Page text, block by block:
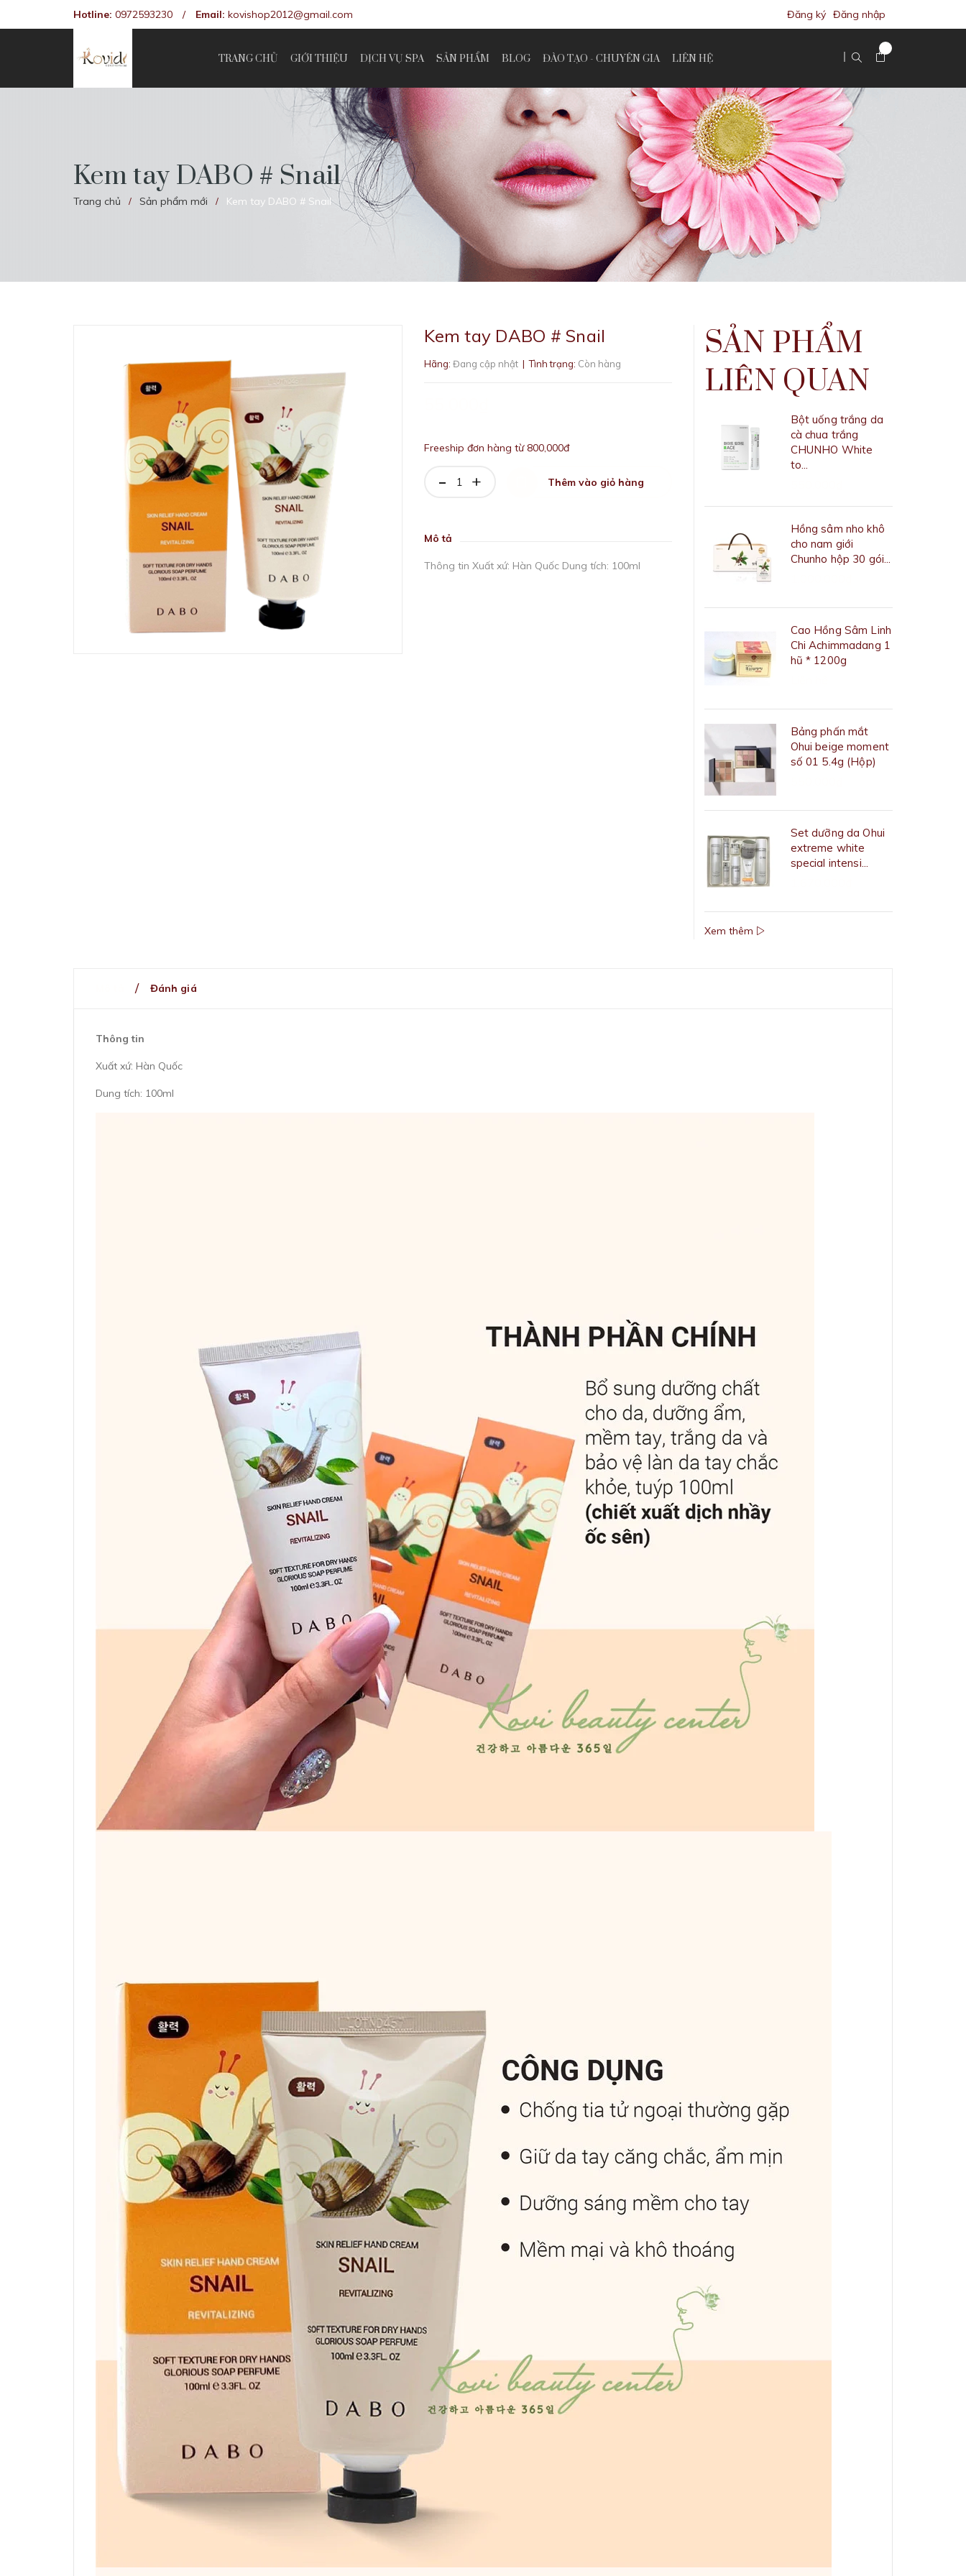
Hotline: 0972593230 / Email: kovishop2012@gmail.com Đăng ký Đăng nhập
TRANG CHỦ GIỚI THIỆU DỊCH VỤ SPA SẢN PHẨM BLOG ĐÀO TẠO - CHUYÊN GIA LIÊN HỆ
Kem tay DABO # Snail
Trang chủ / Sản phẩm mới / Kem tay DABO # Snail
Kem tay DABO # Snail
Hãng: Đang cập nhật | Tình trạng: Còn hàng
Freeship đơn hàng từ 800,000đ
- + Thêm vào giỏ hàng
Mô tả
Thông tin Xuất xứ: Hàn Quốc Dung tích: 100ml
SẢN PHẨM
LIÊN QUAN
Bột uống trắng da
cà chua trắng
CHUNHO White
to...
Hồng sâm nho khô
cho nam giới
Chunho hộp 30 gói...
Cao Hồng Sâm Linh
Chi Achimmadang 1
hũ * 1200g
Bảng phấn mắt
Ohui beige moment
số 01 5.4g (Hộp)
Set dưỡng da Ohui
extreme white
special intensi...
Xem thêm
Đánh giá
Thông tin
Xuất xứ: Hàn Quốc
Dung tích: 100ml